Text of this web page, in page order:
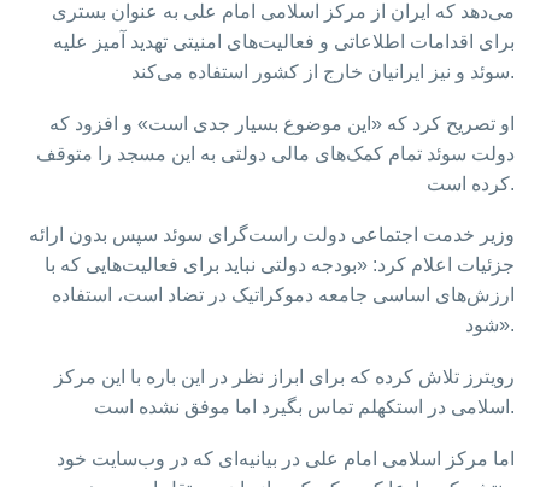
می‌دهد که ایران از مرکز اسلامی امام علی به عنوان بستری
برای اقدامات اطلاعاتی و فعالیت‌های امنیتی تهدید آمیز علیه
سوئد و نیز ایرانیان خارج از کشور استفاده می‌کند.
او تصریح کرد که «این موضوع بسیار جدی است» و افزود که
دولت سوئد تمام کمک‌های مالی دولتی به این مسجد را متوقف
کرده است.
وزیر خدمت اجتماعی دولت راست‌گرای سوئد سپس بدون ارائه
جزئیات اعلام کرد:‌ «بودجه دولتی نباید برای فعالیت‌هایی که با
ارزش‌های اساسی جامعه دموکراتیک در تضاد است، استفاده
شود».
رویترز تلاش کرده که برای ابراز نظر در این باره با این مرکز
اسلامی در استکهلم تماس بگیرد اما موفق نشده است.
اما مرکز اسلامی امام علی در بیانیه‌ای که در وب‌سایت خود